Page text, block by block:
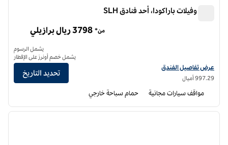
فندق وفيلات باراكودا، أحد فنادق SLH
عرض تفاصيل الفندق لفندق وفيلات باراكودا، أحد فنادق إس إل إتش
عرض تفاصيل الفندق
997.29 أميال
من* 3798 ريال برازيلي
يشمل الرسوم
يشمل خصم أونرز على الإفطار
تحديد التاريخ
مواقف سيارات مجانية حمام سباحة خارجي
1 من 9
الصورة